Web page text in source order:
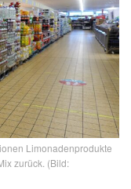
Limonadenprodukte
zurück. (Bild: